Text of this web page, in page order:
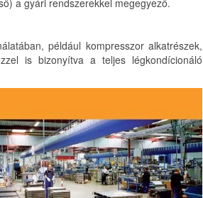
a gyári rendszerekkel megegyező.
például kompresszor alkatrészek,
is bizonyítva a teljes légkondícionáló